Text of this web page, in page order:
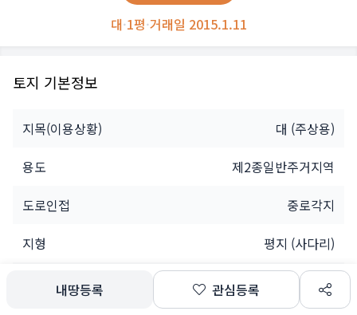
대·1평·거래일 2015.1.11
토지 기본정보
지목(이용상황) 대 (주상용)
용도
제2종일반주거지역
도로인접
중로각지
지형
평지 (사다리)
소유자 법인
공유인(1명)
내땅등록 관심등록